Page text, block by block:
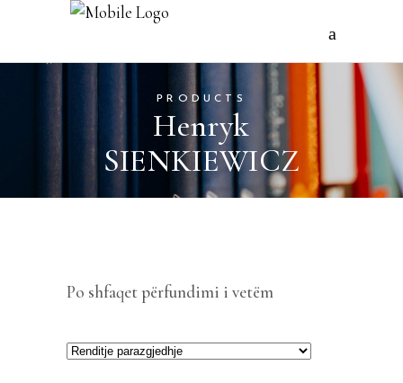
PRODUCTS
Henryk
SIENKIEWICZ
Po shfaqet përfundimi i vetëm